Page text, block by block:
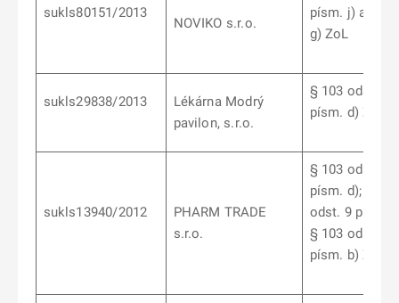
sukls80151/2013
NOVIKO s.r.o.
písm. j) a
g) ZoL
sukls29838/2013
Lékárna Modrý
pavilon, s.r.o.
§ 103 odst. 6
písm. d) ZoL
sukls13940/2012
PHARM TRADE
s.r.o.
§ 103 odst. 6
písm. d); §103
odst. 9 písm.
§ 103 odst. 7
písm. b) ZoL